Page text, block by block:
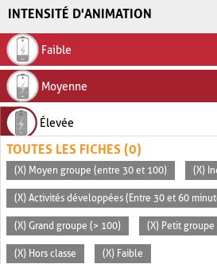
INTENSITÉ D'ANIMATION
Faible
Moyenne
Élevée
TOUTES LES FICHES (0)
(X) Moyen groupe (entre 30 et 100) (X)
(X) Activités développées (Entre 30 et 60
(X) Grand groupe (> 100) (X) Petit groupe
(X) Hors classe (X) Faible